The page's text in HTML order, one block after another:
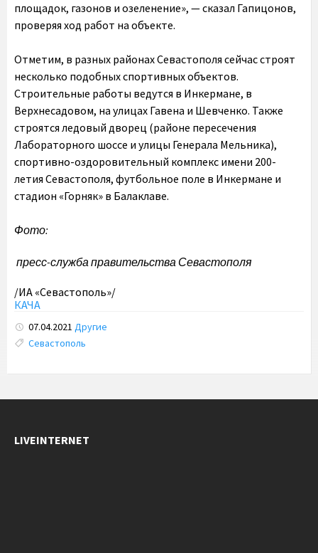
площадок, газонов и озеленение», — сказал Гапицонов,
проверяя ход работ на объекте.
Отметим, в разных районах Севастополя сейчас строят
несколько подобных спортивных объектов.
Строительные работы ведутся в Инкермане, в
Верхнесадовом, на улицах Гавена и Шевченко. Также
строятся ледовый дворец (районе пересечения
Лабораторного шоссе и улицы Генерала Мельника),
спортивно-оздоровительный комплекс имени 200-
летия Севастополя, футбольное поле в Инкермане и
стадион «Горняк» в Балаклаве.
Фото:
пресс-служба правительства Севастополя
/ИА «Севастополь»/
КАЧА
07.04.2021 Другие
Tags:
Севастополь
LIVEINTERNET